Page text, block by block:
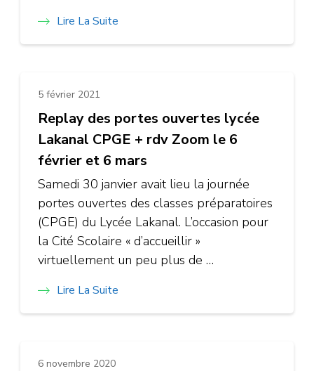
Lire La Suite
5 février 2021
Replay des portes ouvertes lycée
Lakanal CPGE + rdv Zoom le 6
février et 6 mars
Samedi 30 janvier avait lieu la journée
portes ouvertes des classes préparatoires
(CPGE) du Lycée Lakanal. L’occasion pour
la Cité Scolaire « d’accueillir »
virtuellement un peu plus de …
Lire La Suite
6 novembre 2020